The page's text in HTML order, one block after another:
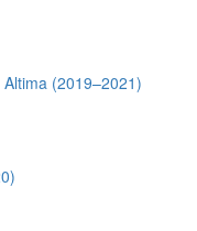
Altima (2019–2021)